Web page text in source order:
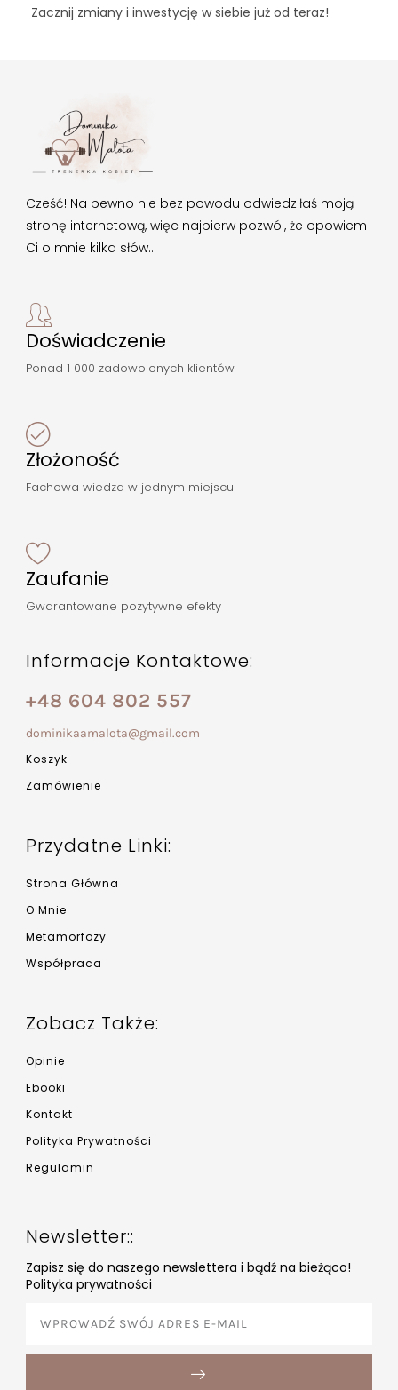
Zacznij zmiany i inwestycję w siebie już od teraz!
Cześć! Na pewno nie bez powodu odwiedziłaś moją
stronę internetową, więc najpierw pozwól, że opowiem
Ci o mnie kilka słów…
Doświadczenie
Ponad 1 000 zadowolonych klientów
Złożoność
Fachowa wiedza w jednym miejscu
Zaufanie
Gwarantowane pozytywne efekty
Informacje Kontaktowe:
+48 604 802 557
dominikaamalota@gmail.com
Koszyk
Zamówienie
Przydatne Linki:
Strona Główna
O Mnie
Metamorfozy
Współpraca
Zobacz Także:
Opinie
Ebooki
Kontakt
Polityka Prywatności
Regulamin
Newsletter::
Zapisz się do naszego newslettera i bądź na bieżąco!
Polityka prywatności